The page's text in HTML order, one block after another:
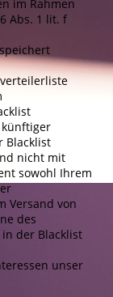
im Rahmen
Abs. 1 lit. f
Blacklist
nicht mit
sowohl Ihrem
Versand von
des
in der Blacklist
unser